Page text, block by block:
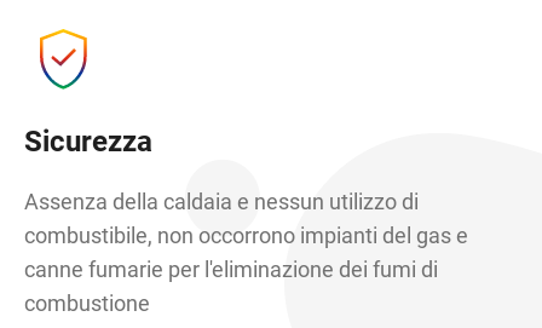
Sicurezza
Assenza della caldaia e nessun utilizzo di
combustibile, non occorrono impianti del gas e
canne fumarie per l'eliminazione dei fumi di
combustione